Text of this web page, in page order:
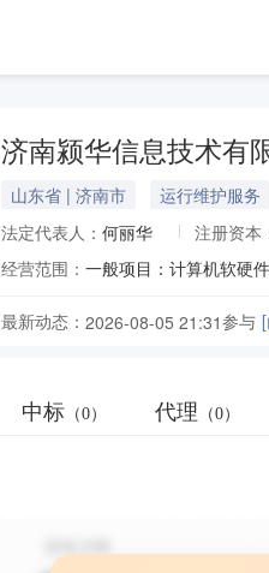
济南颍华信息技术有
山东省 | 济南市 运行维护服务
法定代表人： 何丽华 注册资本
经营范围：
最新动态： 2026-08-05 21:31参与
中标 （0） 代理 （0）